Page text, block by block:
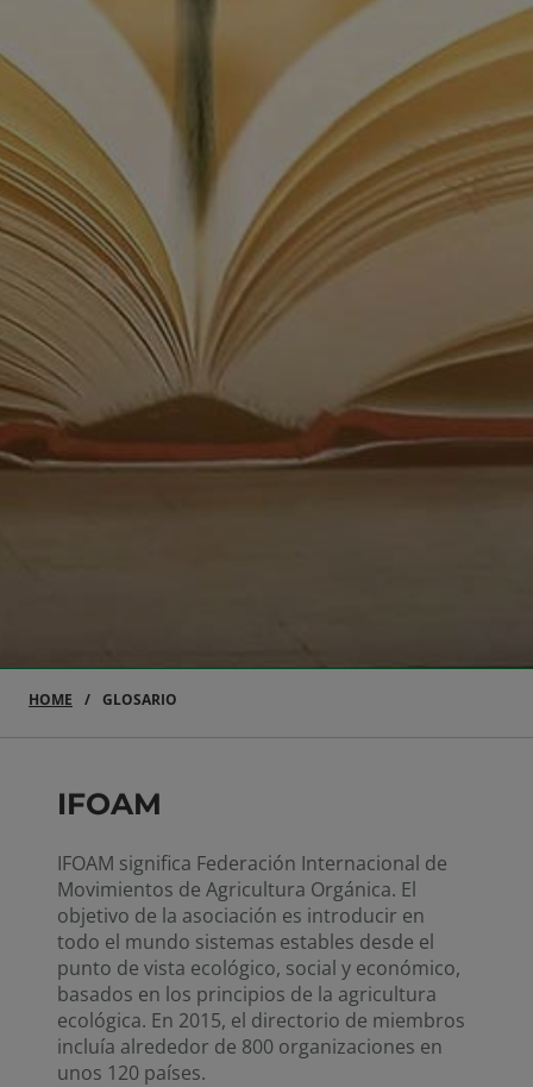
HOME GLOSARIO
IFOAM
IFOAM significa Federación Internacional de
Movimientos de Agricultura Orgánica. El
objetivo de la asociación es introducir en
todo el mundo sistemas estables desde el
punto de vista ecológico, social y económico,
basados en los principios de la agricultura
ecológica. En 2015, el directorio de miembros
incluía alrededor de 800 organizaciones en
unos 120 países.